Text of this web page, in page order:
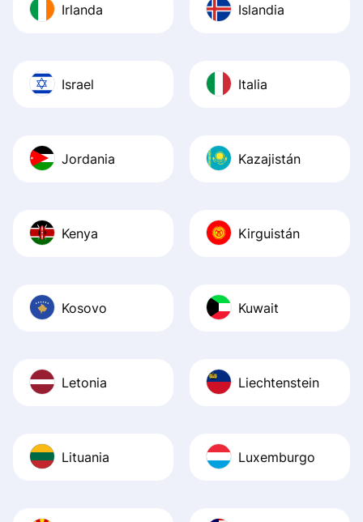
Irlanda Islandia
Israel Italia
Jordania Kazajistán
Kenya Kirguistán
Kosovo Kuwait
Letonia Liechtenstein
Lituania Luxemburgo